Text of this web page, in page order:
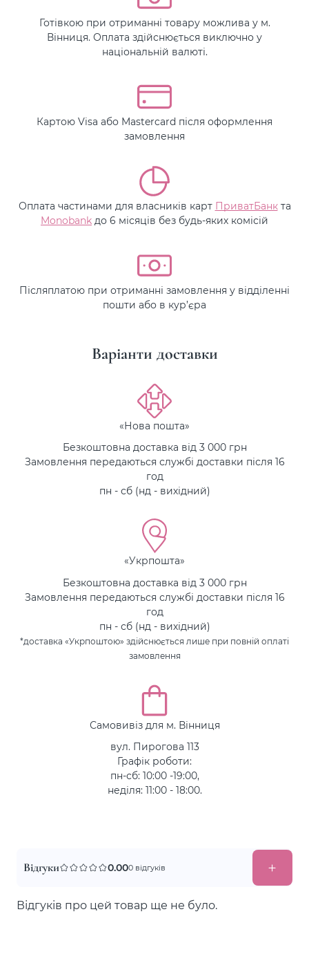
Готівкою при отриманні товару можлива у м.
Вінниця. Оплата здійснюється виключно у
національній валюті.
Картою Visa або Mastercard після оформлення
замовлення
Оплата частинами для власників карт ПриватБанкта
Monobank до 6 місяців без будь-яких комісій
Післяплатою при отриманні замовлення у відділенні
пошти або в кур’єра
Варіанти доставки
«Нова пошта»
Безкоштовна доставка від 3 000 грн
Замовлення передаються службі доставки після 16
год
пн - сб (нд - вихідний)
«Укрпошта»
Безкоштовна доставка від 3 000 грн
Замовлення передаються службі доставки після 16
год
пн - сб (нд - вихідний)
*доставка «Укрпоштою» здійснюється лише при повній оплаті
замовлення
Самовивіз для м. Вінниця
вул. Пирогова 113
Графік роботи:
пн-сб: 10:00 -19:00,
неділя: 11:00 - 18:00.
Відгуки 0.000 відгуків
Відгуків про цей товар ще не було.